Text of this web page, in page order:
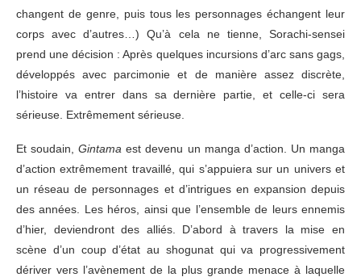
changent de genre, puis tous les personnages échangent leur
corps avec d’autres…) Qu’à cela ne tienne, Sorachi-sensei
prend une décision : Après quelques incursions d’arc sans gags,
développés avec parcimonie et de manière assez discrète,
l’histoire va entrer dans sa dernière partie, et celle-ci sera
sérieuse. Extrêmement sérieuse.
Et soudain,Gintama est devenu un manga d’action. Un manga
d’action extrêmement travaillé, qui s’appuiera sur un univers et
un réseau de personnages et d’intrigues en expansion depuis
des années. Les héros, ainsi que l’ensemble de leurs ennemis
d’hier, deviendront des alliés. D’abord à travers la mise en
scène d’un coup d’état au shogunat qui va progressivement
dériver vers l’avènement de la plus grande menace à laquelle